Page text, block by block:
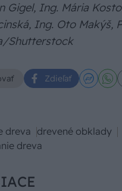
Gigel, Ing. Mária
Ing. Oto Makýš,
Shutterstock
Zdieľať
dreva drevené obklady
dreva